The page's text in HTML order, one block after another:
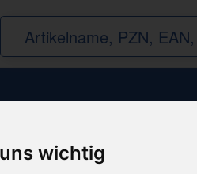
wichtig